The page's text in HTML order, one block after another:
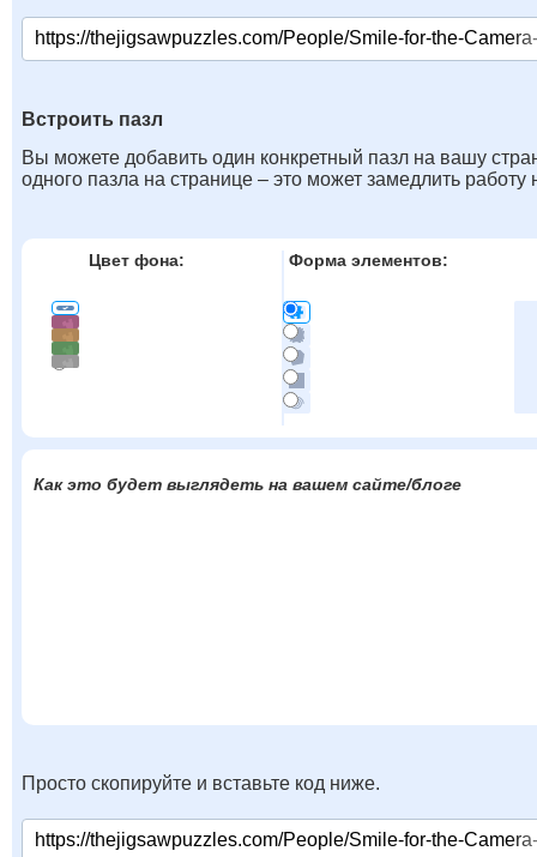
Встроить пазл
Вы можете добавить один конкретный пазл на вашу
одного пазла на странице – это может замедлить
Цвет фона: Форма элементов:
Как это будет выглядеть на вашем сайте/блоге
Просто скопируйте и вставьте код ниже.